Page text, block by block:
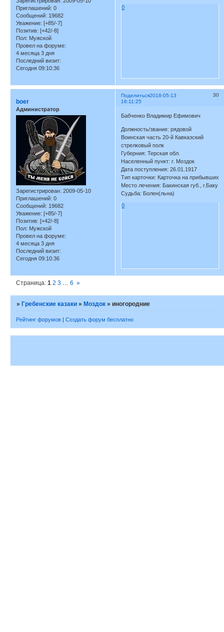
Приглашений: 0
Сообщений: 19682
Уважение: [+85/-7]
Позитив: [+42/-8]
Пол: Мужской
Провел на форуме:
4 месяца 3 дня
Последний визит:
Сегодня 09:10:36
0
Поделиться 30
2018-05-13
16:11:25
boer
Администратор
Зарегистрирован: 2009-05-10
Приглашений: 0
Сообщений: 19682
Уважение: [+85/-7]
Позитив: [+42/-8]
Пол: Мужской
Провел на форуме:
4 месяца 3 дня
Последний визит:
Сегодня 09:10:36
Бабченко Владимир Ефимович
Должность/звание: рядовой
Воинская часть 20-й Кавказский
стрелковый полк
Губерния: Терская обл.
Населенный пункт: г. Моздок
Дата поступления: 26.01.1917
Тип карточки: Карточка на прибывших
Место лечения: Бакинская губ., г.Баку
Судьба: Болен(льна)
0
Страница:1 2 3 … 6 »
»Гребенские казаки »Моздок »иногородние
Рейтинг форумов | Создать форум бесплатно